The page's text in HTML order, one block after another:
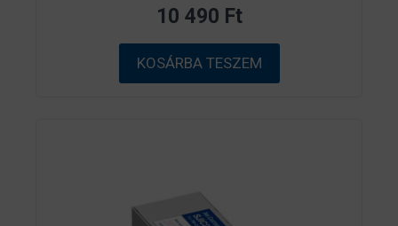
5
b
ő
l
10 490 Ft
KOSÁRBA TESZEM